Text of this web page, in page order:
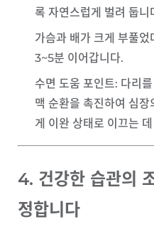
록 자연스럽게 벌려 둡니
가슴과 배가 크게 부풀
3~5분 이어갑니다.
수면 도움 포인트: 다리
맥 순환을 촉진하여 심
게 이완 상태로 이끄는
4. 건강한 습관의
정합니다